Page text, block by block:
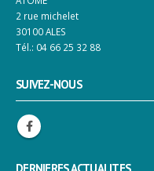
30100 ALES
Tél.: 04 66 25 32 88